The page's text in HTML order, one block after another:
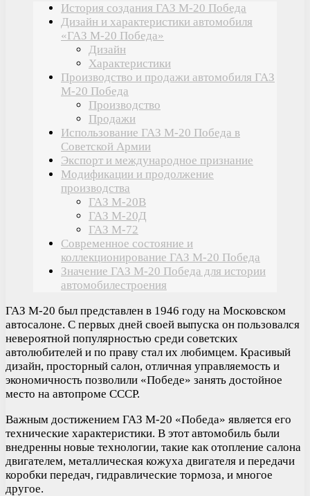
История создания ГАЗ М-20 Победа
Дизайн и характеристики автомобиля
«ГАЗ М-20 Победа»
Дизайн
Характеристики
Производство и продажи автомобиля ГАЗ
М-20 Победа
Производство
Продажи
Использование ГАЗ М-20 Победа в
Советской Армии
Экспорт и международное признание
Модификации и продолжение
производства
ГАЗ М-20В
ГАЗ М-20Д
ГАЗ М-72
Современное состояние и
коллекционирование ГАЗ М-20 Победа
Значение ГАЗ М-20 Победа для истории
автомобилестроения
ГАЗ М-20 был представлен в 1946 году на Московском
автосалоне. С первых дней своей выпуска он пользовался
невероятной популярностью среди советских
автолюбителей и по праву стал их любимцем. Красивый
дизайн, просторный салон, отличная управляемость и
экономичность позволили «Победе» занять достойное
место на автопроме СССР.
Важным достижением ГАЗ М-20 «Победа» является его
технические характеристики. В этот автомобиль были
внедренны новые технологии, такие как отопление салона
двигателем, металлическая кожуха двигателя и передачи
коробки передач, гидравлические тормоза, и многое
другое.